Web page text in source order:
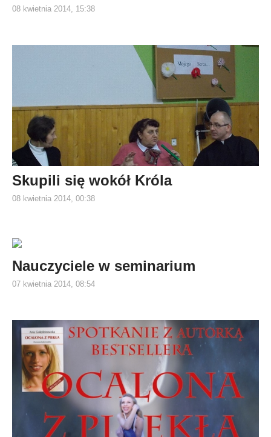
08 kwietnia 2014, 15:38
Skupili się wokół Króla
08 kwietnia 2014, 00:38
Nauczyciele w seminarium
07 kwietnia 2014, 08:54